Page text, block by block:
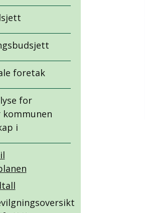
foretak
for
kommunen
i